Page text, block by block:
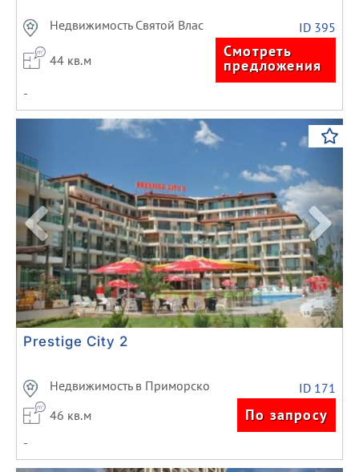
Недвижимость Святой Влас ID 395
44 кв.м Смотреть
предложения
-
Next
Prestige City 2
Недвижимость в Приморско
ID 171
46 кв.м
По запросу
-